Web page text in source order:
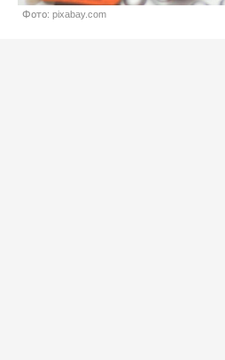
Фото: pixabay.com